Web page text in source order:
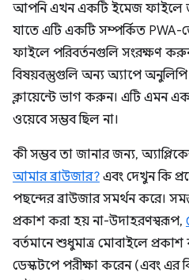
আপনি এখন একটি ইমেজ ফাইলে
যাতে এটি একটি সম্পর্কিত
ফাইলে পরিবর্তনগুলি সংরক্ষণ
বিষয়বস্তুগুলি অন্য অ্যাপে
ক্লায়েন্টে ভাগ করুন। এটি এমন
ওয়েবে সম্ভব ছিল না।
কী সম্ভব তা জানার জন্য,
আমার ব্রাউজার? এবং দেখুন কি
পছন্দের ব্রাউজার সমর্থন করে।
প্রকাশ করা হয় না-উদাহরণস্বরূপ,
বর্তমানে শুধুমাত্র মোবাইলে
ডেস্কটপে পরীক্ষা করেন (এবং এর